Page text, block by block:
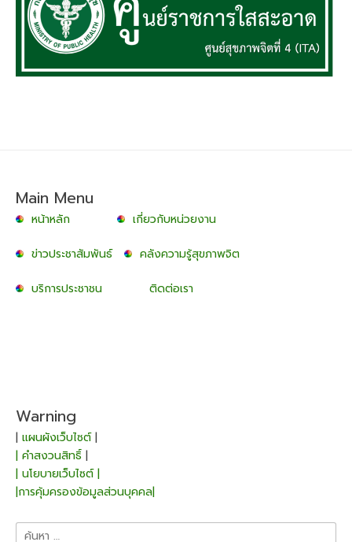
Main Menu
หน้าหลัก เกี่ยวกับหน่วยงาน
ข่าวประชาสัมพันธ์ คลังความรู้สุขภาพจิต
บริการประชาชน ติดต่อเรา
Warning
| แผนผังเว็บไซต์|
| คำสงวนสิทธิ์ |
| นโยบายเว็บไซต์ |
|การคุ้มครองข้อมูลส่วนบุคคล|
ค้นหา